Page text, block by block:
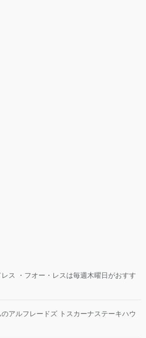
ス ・フオー・レスは毎週木曜日がおすす
アルフレードズ トスカーナステーキハウ